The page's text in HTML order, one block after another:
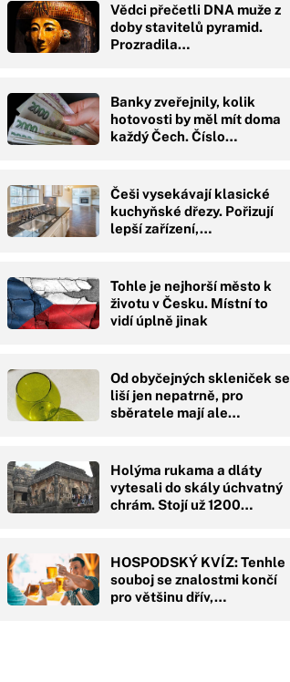
Vědci přečetli DNA muže z
doby stavitelů pyramid.
Prozradila…
Banky zveřejnily, kolik
hotovosti by měl mít doma
každý Čech. Číslo…
Češi vysekávají klasické
kuchyňské dřezy. Pořizují
lepší zařízení,…
Tohle je nejhorší město k
životu v Česku. Místní to
vidí úplně jinak
Od obyčejných skleniček se
liší jen nepatrně, pro
sběratele mají ale…
Holýma rukama a dláty
vytesali do skály úchvatný
chrám. Stojí už 1200…
HOSPODSKÝ KVÍZ: Tenhle
souboj se znalostmi končí
pro většinu dřív,…